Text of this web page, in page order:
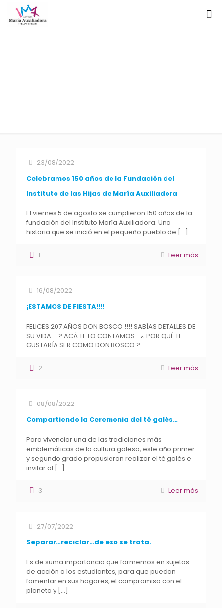
23/08/2022
Celebramos 150 años de la Fundación del
Instituto de las Hijas de María Auxiliadora
El viernes 5 de agosto se cumplieron 150 años de la
fundación del Instituto María Auxiliadora. Una
historia que se inició en el pequeño pueblo de […]
1 Leer más
16/08/2022
¡ESTAMOS DE FIESTA!!!!
FELICES 207 AÑOS DON BOSCO !!!! SABÍAS DETALLES DE
SU VIDA…..? ACÁ TE LO CONTAMOS… ¿ POR QUÉ TE
GUSTARÍA SER COMO DON BOSCO ?
2 Leer más
08/08/2022
Compartiendo la Ceremonia del té galés…
Para vivenciar una de las tradiciones más
emblemáticas de la cultura galesa, este año primer
y segundo grado propusieron realizar el té galés e
invitar al […]
3 Leer más
27/07/2022
Separar…reciclar…de eso se trata.
Es de suma importancia que formemos en sujetos
de acción a los estudiantes, para que puedan
fomentar en sus hogares, el compromiso con el
planeta y […]